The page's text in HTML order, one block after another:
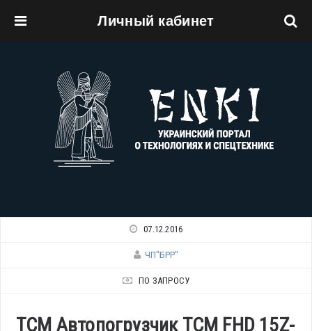
Личный кабинет
07.12.2016
ЧП"БРР"
ПО ЗАПРОСУ
TCM Автопогрузчик TCM FHD 15Z-